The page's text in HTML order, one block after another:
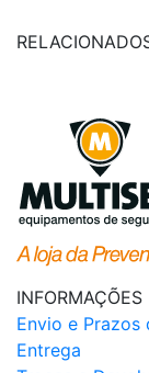
INFORMAÇÕES
Envio e Prazos
Entrega